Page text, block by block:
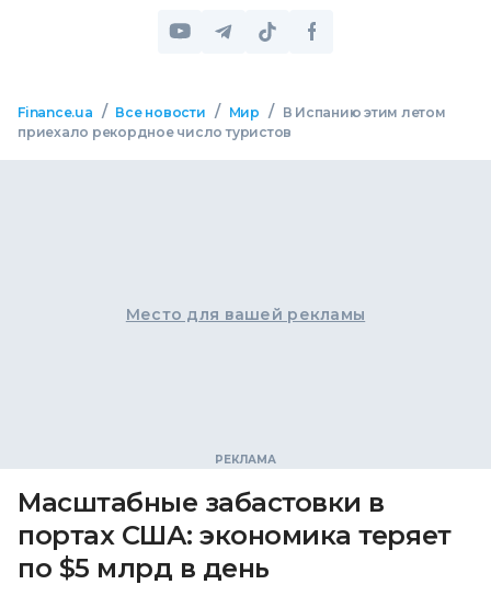
Finance.ua / Все новости / Мир /
В Испанию этим летом
приехало рекордное число туристов
Место для вашей рекламы
Масштабные забастовки в
портах США: экономика теряет
по $5 млрд в день